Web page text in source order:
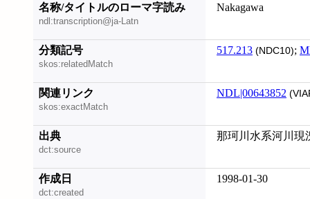
名称/タイトルのローマ字読み
ndl:transcription@ja-Latn
Nakagawa
分類記号
skos:relatedMatch
517.213 (NDC10);
関連リンク
skos:exactMatch
NDL|00643852
出典
dct:source
那珂川水系河川現
作成日
dct:created
1998-01-30